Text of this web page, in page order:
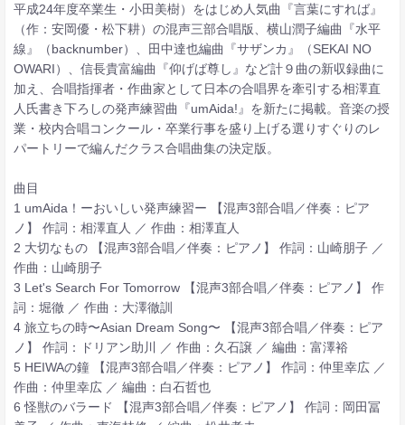
平成24年度卒業生・小田美樹）をはじめ人気曲『言葉にすれば』
（作：安岡優・松下耕）の混声三部合唱版、横山潤子編曲『水平
線』（backnumber）、田中達也編曲『サザンカ』（SEKAI NO
OWARI）、信長貴富編曲『仰げば尊し』など計９曲の新収録曲に
加え、合唱指揮者・作曲家として日本の合唱界を牽引する相澤直
人氏書き下ろしの発声練習曲『umAida!』を新たに掲載。音楽の授
業・校内合唱コンクール・卒業行事を盛り上げる選りすぐりのレ
パートリーで編んだクラス合唱曲集の決定版。
曲目
1 umAida！ーおいしい発声練習ー 【混声3部合唱／伴奏：ピア
ノ】 作詞：相澤直人 ／ 作曲：相澤直人
2 大切なもの 【混声3部合唱／伴奏：ピアノ】 作詞：山崎朋子 ／
作曲：山崎朋子
3 Let's Search For Tomorrow 【混声3部合唱／伴奏：ピアノ】 作
詞：堀徹 ／ 作曲：大澤徹訓
4 旅立ちの時〜Asian Dream Song〜 【混声3部合唱／伴奏：ピア
ノ】 作詞：ドリアン助川 ／ 作曲：久石譲 ／ 編曲：富澤裕
5 HEIWAの鐘 【混声3部合唱／伴奏：ピアノ】 作詞：仲里幸広 ／
作曲：仲里幸広 ／ 編曲：白石哲也
6 怪獣のバラード 【混声3部合唱／伴奏：ピアノ】 作詞：岡田冨